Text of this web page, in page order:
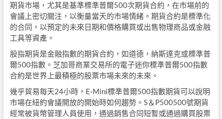
期貨市場，尤其是基準標準普爾500次期貨合約，在市場前的
會議上密切關注，以衡量當天的市場情緒。期貨合約是標準化
的合同，以預定的未來日期和價格購買或出售物理商品或金融
工具等資產。
股指期貨是金融指數的期貨合約，如道德，納斯達克或標準普
爾500指數。芝加哥商業交易所的電子迷你標準普爾500指數
合約是世界上最積極的股票市場未來的未來。
幾乎貿易每天24小時，E-Mini標準普爾500指數期貨可以說明
市場在紐約會議開放的開始時如何趨勢。S＆P500500號期貨
經常被貨幣管理人員使用，通過銷售合同短暫或通過購買股票